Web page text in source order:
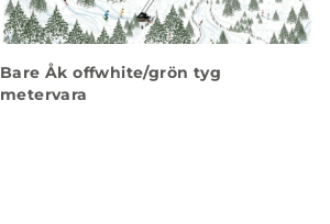
Bare Åk offwhite/grön tyg
metervara